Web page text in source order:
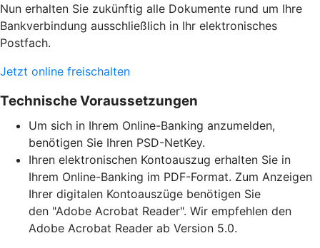
Nun erhalten Sie zukünftig alle Dokumente rund um Ihre
Bankverbindung ausschließlich in Ihr elektronisches
Postfach.
Jetzt online freischalten
Technische Voraussetzungen
Um sich in Ihrem Online-Banking anzumelden,
benötigen Sie Ihren PSD-NetKey.
Ihren elektronischen Kontoauszug erhalten Sie in
Ihrem Online-Banking im PDF-Format. Zum Anzeigen
Ihrer digitalen Kontoauszüge benötigen Sie
den "Adobe Acrobat Reader". Wir empfehlen den
Adobe Acrobat Reader ab Version 5.0.